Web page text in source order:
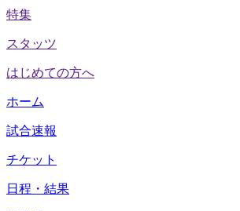
特集
スタッツ
はじめての方へ
ホーム
試合速報
チケット
日程・結果